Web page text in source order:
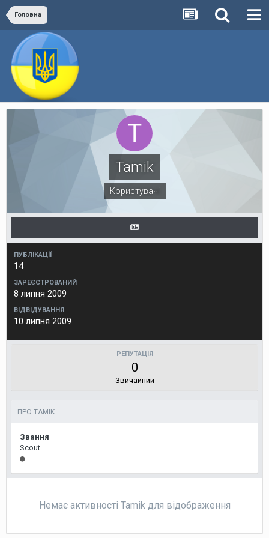
Головна
Tamik
Користувачі
ПУБЛІКАЦІЇ
14
ЗАРЕЄСТРОВАНИЙ
8 липня 2009
ВІДВІДУВАННЯ
10 липня 2009
РЕПУТАЦІЯ
0
Звичайний
ПРО TAMIK
Звання
Scout
Немає активності Tamik для відображення